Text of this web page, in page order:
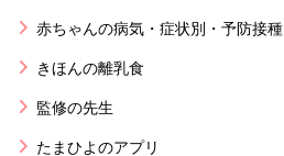
赤ちゃんの病気・症状別・予防接種
きほんの離乳食
監修の先生
たまひよのアプリ